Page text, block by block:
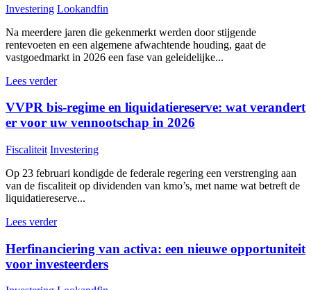
Investering Lookandfin
Na meerdere jaren die gekenmerkt werden door stijgende
rentevoeten en een algemene afwachtende houding, gaat de
vastgoedmarkt in 2026 een fase van geleidelijke...
Lees verder
VVPR bis-regime en liquidatiereserve: wat verandert
er voor uw vennootschap in 2026
Fiscaliteit Investering
Op 23 februari kondigde de federale regering een verstrenging aan
van de fiscaliteit op dividenden van kmo’s, met name wat betreft de
liquidatiereserve...
Lees verder
Herfinanciering van activa: een nieuwe opportuniteit
voor investeerders